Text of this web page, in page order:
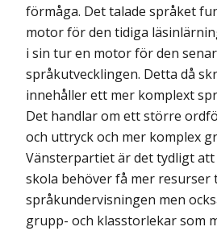
förmåga. Det talade språket
motor för den tidiga
i sin tur en motor för den
språkutvecklingen. Detta då
innehåller ett mer komplext
Det handlar om ett större
och uttryck och mer komplex
Vänsterpartiet är det tydligt
skola behöver få mer resurser
språkundervisningen men
grupp- och klasstorlekar som